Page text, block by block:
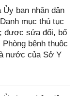
ban nhân dân
mục thủ tục
được sửa đổi, bổ
bệnh thuộc
nước của Sở Y